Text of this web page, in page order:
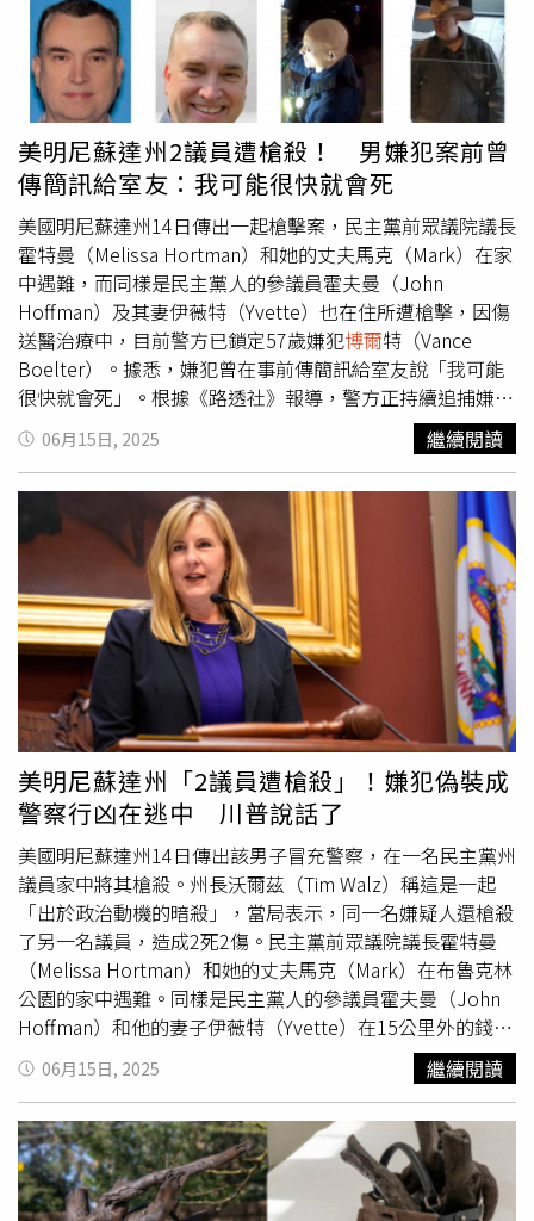
鎖門窗，避免外出。在這輛嫌犯偽裝的警車內，警方發現一
份包含約70人名單的文件，當中列有州與聯邦層級政治人
物、社區領袖、支持墮胎權的倡議者，以及醫療機構相關資
料，顯示嫌犯可能鎖定多名政治與社會目標。根據知情官員
透露，博爾特曾任政治任命官，與霍夫曼曾於同一勞工政策
委員會任職，但不清楚兩人交情。他在犯案當日清晨曾向朋
友傳訊道歉，稱「可能很快會死」，並寫道：「我要離開一
段時間。可能很快就會死去，所以我只想讓你們知道，我愛
你們，我希望事情沒有變成這樣…對此造成的所有麻煩，我
深感抱歉。」週六凌晨2時許，警方接獲霍夫曼家中傳出槍
聲報案，抵達現場後發現兩人身中數槍。警方隨即主動前往
霍特曼住宅查察，卻遭遇穿著警服的嫌犯。雙方爆發交火，
嫌犯隨後逃逸。霍夫曼與妻子經手術後仍在康復中，家屬表
示情況穩定。而霍特曼之死引發各界深切哀悼。民主黨籍州
長沃茲（Tim Walz）表示，她是「明州史上最具影響力的議
長」，不僅在立法上強化墮胎權保護，也曾領導議會重大行
動。55歲的霍特曼自2017年起擔任州眾議會議長，並於
2023年推動保障墮胎病患與提供醫療的法律。她與丈夫育
有兩名成年子女。現年60歲的霍夫曼自2012年當選參議
員，並擔任人力與社會服務委員會主席。事件發生後，部分
原訂於州議會前舉行的「No Kings」反川普示威活動已取
消，但仍有數萬人集結悼念遇害者。警方亦在嫌犯車內發現
大量「No Kings」傳單及多支AK樣式長槍，預估嫌犯仍攜
帶手槍在逃。
美明尼蘇達州2議員遭槍殺！ 男嫌犯案前曾
傳簡訊給室友：我可能很快就會死
美國明尼蘇達州14日傳出一起槍擊案，民主黨前眾議院議長
霍特曼（Melissa Hortman）和她的丈夫馬克（Mark）在家
中遇難，而同樣是民主黨人的參議員霍夫曼（John
Hoffman）及其妻伊薇特（Yvette）也在住所遭槍擊，因傷
送醫治療中，目前警方已鎖定57歲嫌犯博爾特（Vance
Boelter）。據悉，嫌犯曾在事前傳簡訊給室友說「我可能
很快就會死」。根據《路透社》報導，警方正持續追捕嫌犯
博爾
特頭戴淺色牛仔帽，身穿深色
長袖襯衫或外套，手提深色包。聯邦調查局（FBI）也公開
了博爾特的照片，同時懸賞最高5萬美元，徵求有助於逮捕
該嫌疑人的更多線索。警方在14日對明尼亞波利斯北部一處
住宅執行了搜查令，據傳博爾
特每週都會住在那裡幾天，調
查人員也拿走了他的一些物品。
博爾
特的室友卡爾森
（David Carlson）透露，他和
博爾 特從小學4年級就認識，
2人共同居住在明尼阿波利斯已有約1年的時間，但他最後一
次見到對方是在13日晚間。卡爾森說，14日凌晨6點，也就
是槍擊案發生前，他收到 博爾 特的簡訊，對方寫下「我很快
就會死去，我愛你們」，而這讓他感到相當震驚，擔心對方
會傷害自己，因此趕緊打電話報警，「博爾特竟然會做出這
種事，真是難以置信」。他也感嘆，感覺自己被博爾 特背叛
了，並為受害者感到心碎，「他的家人不得不承受這一
切」。明尼蘇達州刑事調查局（BCA）局長埃文斯（Drew
Evans）表示，初步掌握到博爾特與參議員霍夫曼曾出席過
同場公開會議，至於兩人之間的關係、是否認識仍待釐清。
而州記錄則顯示，博爾 特於2016年被任命為州長勞動力發
展委員會成員，依據相關網站，該委員會「負責就明尼蘇達
州的勞動力系統向州長提供建議」。報導指出， 博爾特曾在
社群媒體與公開資料中，表示自己是「基督教牧師」與「國
際安全顧問」，他也曾於6年前發表貼文呼籲美國人投票，
十分重視投票過程，「如果你相信祈禱，請為美國祈禱」。
06月15日, 2025 繼續閱讀
美明尼蘇達州「2議員遭槍殺」！嫌犯偽裝成
警察行凶在逃中 川普說話了
美國明尼蘇達州14日傳出該男子冒充警察，在一名民主黨州
議員家中將其槍殺。州長沃爾茲（Tim Walz）稱這是一起
「出於政治動機的暗殺」，當局表示，同一名嫌疑人還槍殺
了另一名議員，造成2死2傷。民主黨前眾議院議長霍特曼
（Melissa Hortman）和她的丈夫馬克（Mark）在布魯克林
公園的家中遇難。同樣是民主黨人的參議員霍夫曼（John
Hoffman）和他的妻子伊薇特（Yvette）在15公里外的錢普
林住所同樣遭到槍擊，目前送醫治療中。綜合外媒報導，當
局正在尋找嫌犯，他是57歲的
特（Vance Boelter），
目前尚未被逮補。當局展示了一張週六拍攝的博爾特戴著棕
褐色牛仔帽的照片，並呼籲公眾舉報目擊情況，「嫌疑人為
白人男性，棕色頭髮，身穿黑色防彈衣、藍色襯衫和藍色褲
子，可能冒充執法人員。」根據資料顯示，博爾特曾是政治
06月15日, 2025 繼續閱讀